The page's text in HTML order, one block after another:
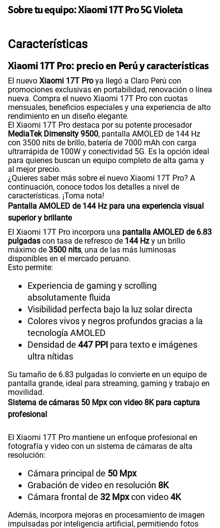
Paga solo S/ 49.90
Sobre tu equipo:Xiaomi 17T Pro 5G Violeta
Características
Xiaomi 17T Pro: precio en Perú y características
El nuevo Xiaomi 17T Pro ya llegó a Claro Perú con
promociones exclusivas en portabilidad, renovación o línea
nueva. Compra el nuevo Xiaomi 17T Pro con cuotas
mensuales, beneficios especiales y una experiencia de alto
rendimiento en un diseño elegante.
El Xiaomi 17T Pro destaca por su potente procesador
MediaTek Dimensity 9500, pantalla AMOLED de 144 Hz
con 3500 nits de brillo, batería de 7000 mAh con carga
ultrarrápida de 100W y conectividad 5G. Es la opción ideal
para quienes buscan un equipo completo de alta gama y
al mejor precio.
¿Quieres saber más sobre el nuevo Xiaomi 17T Pro? A
continuación, conoce todos los detalles a nivel de
características. ¡Toma nota!
Pantalla AMOLED de 144 Hz para una experiencia visual
superior y brillante
El Xiaomi 17T Pro incorpora una pantalla AMOLED de 6.83
pulgadas con tasa de refresco de 144 Hz y un brillo
máximo de 3500 nits, una de las más luminosas
disponibles en el mercado peruano.
Esto permite:
Experiencia de gaming y scrolling
absolutamente fluida
Visibilidad perfecta bajo la luz solar directa
Colores vivos y negros profundos gracias a la
tecnología AMOLED
Densidad de 447 PPI para texto e imágenes
ultra nítidas
Su tamaño de 6.83 pulgadas lo convierte en un equipo de
pantalla grande, ideal para streaming, gaming y trabajo en
movilidad.
Sistema de cámaras 50 Mpx con video 8K para captura
profesional
El Xiaomi 17T Pro mantiene un enfoque profesional en
fotografía y video con un sistema de cámaras de alta
resolución:
Cámara principal de 50 Mpx
Grabación de video en resolución 8K
Cámara frontal de 32 Mpxcon video4K
Además, incorpora mejoras en procesamiento de imagen
impulsadas por inteligencia artificial, permitiendo fotos